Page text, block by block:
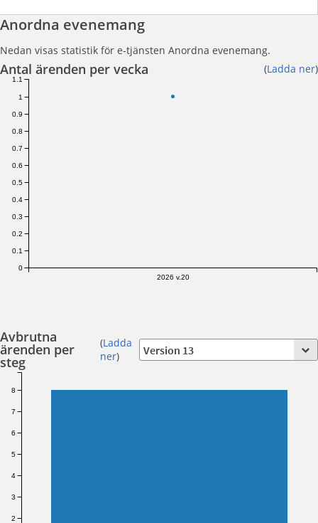
Anordna evenemang
Nedan visas statistik för e-tjänsten Anordna evenemang.
Antal ärenden per vecka (Ladda ner)
2026 v.20
0
0.1
0.2
0.3
0.4
0.5
0.6
0.7
0.8
0.9
1
1.1
Avbrutna
ärenden per
steg
(Ladda
ner)
2
3
4
5
6
7
8